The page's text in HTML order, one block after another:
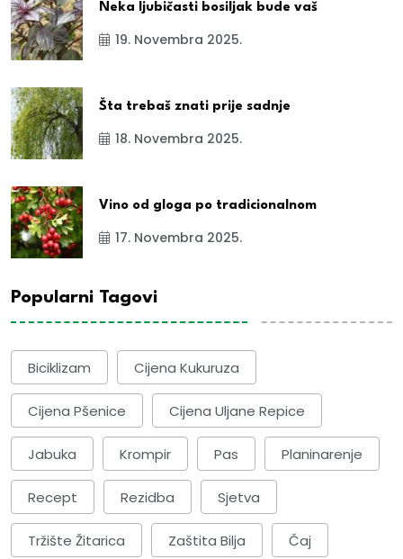
Neka ljubičasti bosiljak bude vaš
19. Novembra 2025.
Šta trebaš znati prije sadnje
18. Novembra 2025.
Vino od gloga po tradicionalnom
17. Novembra 2025.
Popularni Tagovi
Biciklizam Cijena Kukuruza
Cijena Pšenice Cijena Uljane Repice
Jabuka Krompir Pas Planinarenje
Recept Rezidba Sjetva
Tržište Žitarica Zaštita Bilja Čaj